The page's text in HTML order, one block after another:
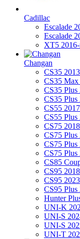
Cadillac
Escalade
Escalade
XT5 2016-
Changan
CS35
CS35 Max
CS35 Plus
CS35 Plus
CS55
CS55 Plus
CS75
CS75 Plus
CS75 Plus
CS75 Plus
CS85
CS95
CS95
CS95 Plus
Hunter
UNI-K
UNI-S
UNI-S
UNI-T